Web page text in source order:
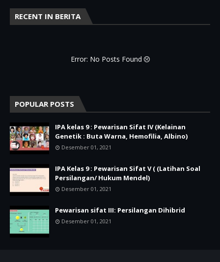
RECENT IN BERITA
Error: No Posts Found
POPULAR POSTS
IPA kelas 9 : Pewarisan Sifat IV (Kelainan
Genetik : Buta Warna, Hemofilia, Albino)
Desember 01, 2021
IPA Kelas 9 : Pewarisan Sifat V ( (Latihan Soal
Persilangan/ Hukum Mendel)
Desember 01, 2021
Pewarisan sifat III: Persilangan Dihibrid
Desember 01, 2021